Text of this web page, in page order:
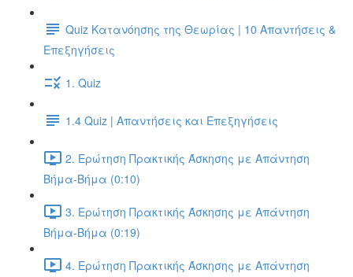
Quiz Κατανόησης της Θεωρίας | 10 Απαντήσεις &
Επεξηγήσεις
1. Quiz
1.4 Quiz | Απαντήσεις και Επεξηγήσεις
2. Ερώτηση Πρακτικής Άσκησης με Απάντηση
Βήμα-Βήμα (0:10)
3. Ερώτηση Πρακτικής Άσκησης με Απάντηση
Βήμα-Βήμα (0:19)
4. Ερώτηση Πρακτικής Άσκησης με Απάντηση